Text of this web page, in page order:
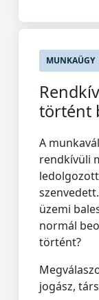
MUNKAÜGY
történt
A
rendkívüli
üzemi
normál
történt?
jogász,